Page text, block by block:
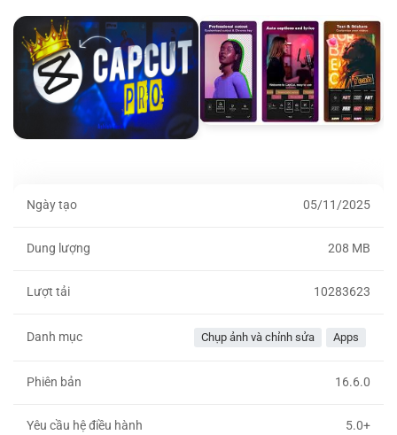
Ngày tạo 05/11/2025
Dung lượng 208 MB
Lượt tải 10283623
Danh mục Chụp ảnh và chỉnh sửa Apps
Phiên bản 16.6.0
Yêu cầu hệ điều hành 5.0+